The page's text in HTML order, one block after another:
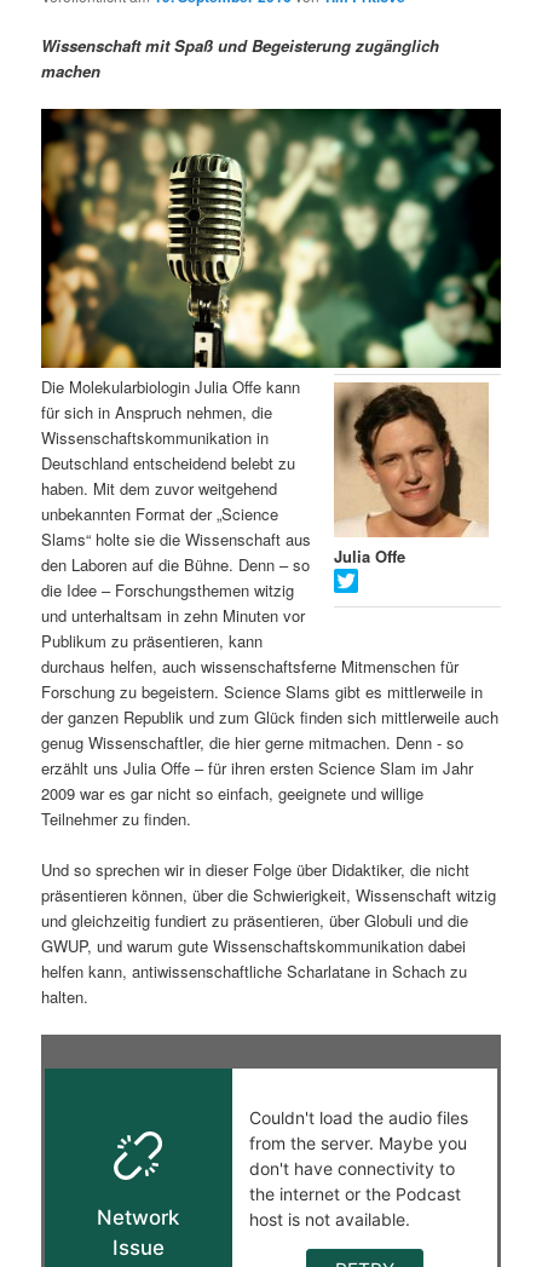
ä
r
e
I
n
h
a
l
t
s
p
r
i
n
g
e
n
n
d
ä
e
n
I
n
h
a
l
t
s
p
r
i
n
g
e
n
n
v
i
g
t
i
o
Wissenschaft mit Spaß und Begeisterung zugänglich
machen
Julia Offe
Die Molekularbiologin Julia Offe kann
für sich in Anspruch nehmen, die
Wissenschaftskommunikation in
Deutschland entscheidend belebt zu
haben. Mit dem zuvor weitgehend
unbekannten Format der „Science
Slams“ holte sie die Wissenschaft aus
den Laboren auf die Bühne. Denn – so
die Idee – Forschungsthemen witzig
und unterhaltsam in zehn Minuten vor
Publikum zu präsentieren, kann
durchaus helfen, auch wissenschaftsferne Mitmenschen für
Forschung zu begeistern. Science Slams gibt es mittlerweile in
der ganzen Republik und zum Glück finden sich mittlerweile auch
genug Wissenschaftler, die hier gerne mitmachen. Denn - so
erzählt uns Julia Offe – für ihren ersten Science Slam im Jahr
2009 war es gar nicht so einfach, geeignete und willige
Teilnehmer zu finden.
Und so sprechen wir in dieser Folge über Didaktiker, die nicht
präsentieren können, über die Schwierigkeit, Wissenschaft witzig
und gleichzeitig fundiert zu präsentieren, über Globuli und die
GWUP, und warum gute Wissenschaftskommunikation dabei
helfen kann, antiwissenschaftliche Scharlatane in Schach zu
halten.